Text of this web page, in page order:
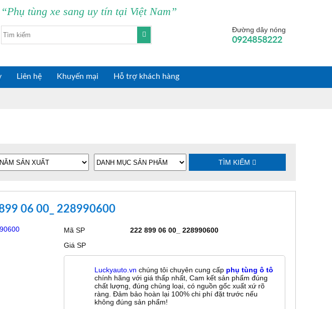
“Phụ tùng xe sang uy tín tại Việt Nam”
Đường dây nóng
0924858222
Liên hệ Khuyến mại Hỗ trợ khách hàng
TÌM KIẾM
06 00_ 228990600
Mã SP
222 899 06 00_ 228990600
Giá SP
Luckyauto.vn chúng tôi chuyên cung cấp phụ tùng ô tô
chính hãng với giá thấp nhất, Cam kết sản phẩm đúng
chất lượng, đúng chủng loại, có nguồn gốc xuất xứ rõ
ràng. Đảm bảo hoàn lại 100% chi phí đặt trước nếu
không đúng sản phẩm!